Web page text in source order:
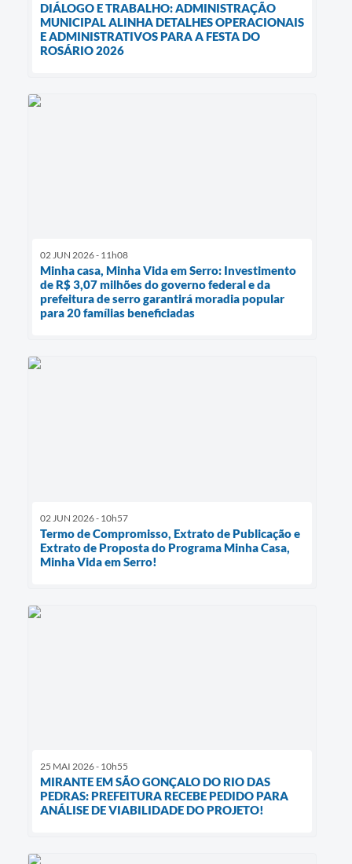
DIÁLOGO E TRABALHO: ADMINISTRAÇÃO
MUNICIPAL ALINHA DETALHES OPERACIONAIS
E ADMINISTRATIVOS PARA A FESTA DO
ROSÁRIO 2026
02 JUN 2026 - 11h08
Minha casa, Minha Vida em Serro: Investimento
de R$ 3,07 milhões do governo federal e da
prefeitura de serro garantirá moradia popular
para 20 famílias beneficiadas
02 JUN 2026 - 10h57
Termo de Compromisso, Extrato de Publicação e
Extrato de Proposta do Programa Minha Casa,
Minha Vida em Serro!
25 MAI 2026 - 10h55
MIRANTE EM SÃO GONÇALO DO RIO DAS
PEDRAS: PREFEITURA RECEBE PEDIDO PARA
ANÁLISE DE VIABILIDADE DO PROJETO!